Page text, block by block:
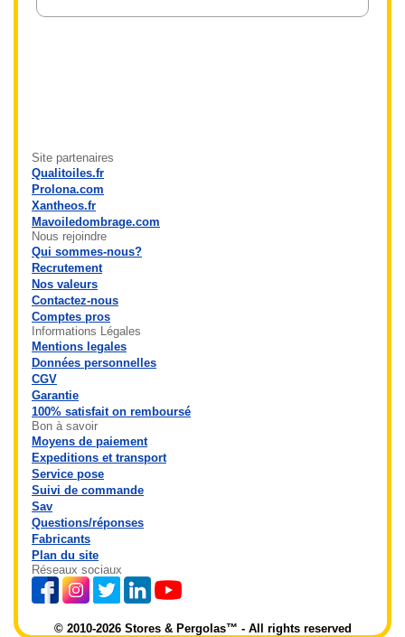
Site partenaires
Qualitoiles.fr
Prolona.com
Xantheos.fr
Mavoiledombrage.com
Nous rejoindre
Qui sommes-nous?
Recrutement
Nos valeurs
Contactez-nous
Comptes pros
Informations Légales
Mentions legales
Données personnelles
CGV
Garantie
100% satisfait on remboursé
Bon à savoir
Moyens de paiement
Expeditions et transport
Service pose
Suivi de commande
Sav
Questions/réponses
Fabricants
Plan du site
Réseaux sociaux
© 2010-2026 Stores & Pergolas™ - All rights reserved